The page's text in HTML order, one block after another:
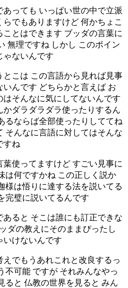
っても いっぱい世の中で立派
でもありますけど 何かちょこ
とはできます ブッダの言葉に
無理ですね しかし このポイン
ゃないんです
こは この言語から見れば見事
んです どちらかと言えば お
そんなに気にしてないんです
ダラダラダラ使ったりするん
るならば全部使ったりしててね
そんなに言語に対してはそんな
すね
使ってますけど すごい見事に
は何ですかね この正しく説か
様は悟りに達する法を説いてる
完璧に説いてるんです
ると そこは誰にも訂正できな
ダの教えにそのままぴったし
いけないんです
でもうあれこれと改良するっ
不可能 ですが それみんなやっ
ると 仏教の世界を見ると みん